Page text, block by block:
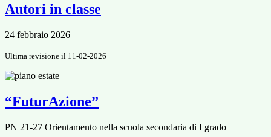
Autori in classe
24 febbraio 2026
Ultima revisione il 11-02-2026
“FuturAzione”
PN 21-27 Orientamento nella scuola secondaria di I grado